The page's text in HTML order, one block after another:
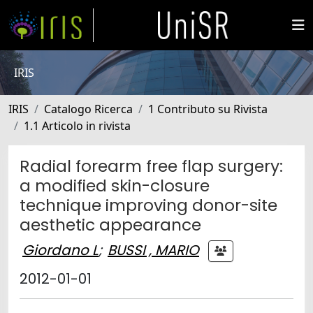
IRIS
IRIS Catalogo Ricerca
1 Contributo su Rivista
1.1 Articolo in rivista
Radial forearm free flap surgery:
a modified skin-closure
technique improving donor-site
aesthetic appearance
Giordano L; BUSSI , MARIO
2012-01-01